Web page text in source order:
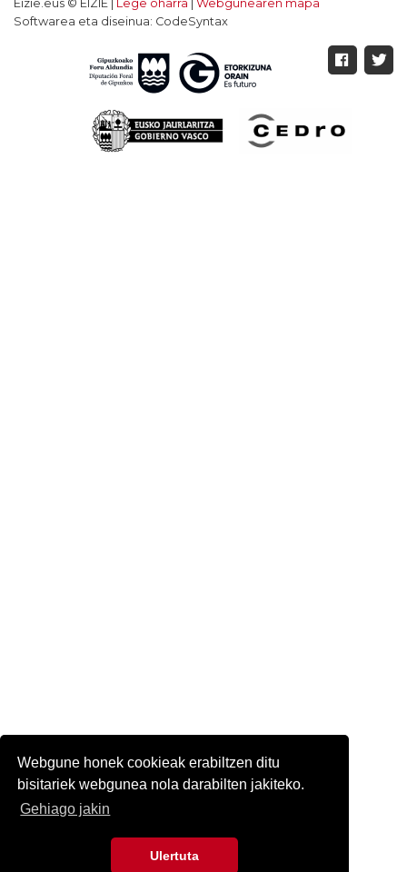
Webgune honek cookieak erabiltzen ditu
bisitariek webgunea nola darabilten jakiteko.
Gehiago jakin
Ulertuta
Eizie.eus © EIZIE | Lege oharra | Webgunearen mapa
Softwarea eta diseinua: CodeSyntax